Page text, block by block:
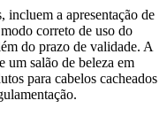
incluem a apresentação de
correto de uso do
do prazo de validade. A
um salão de beleza em
para cabelos cacheados